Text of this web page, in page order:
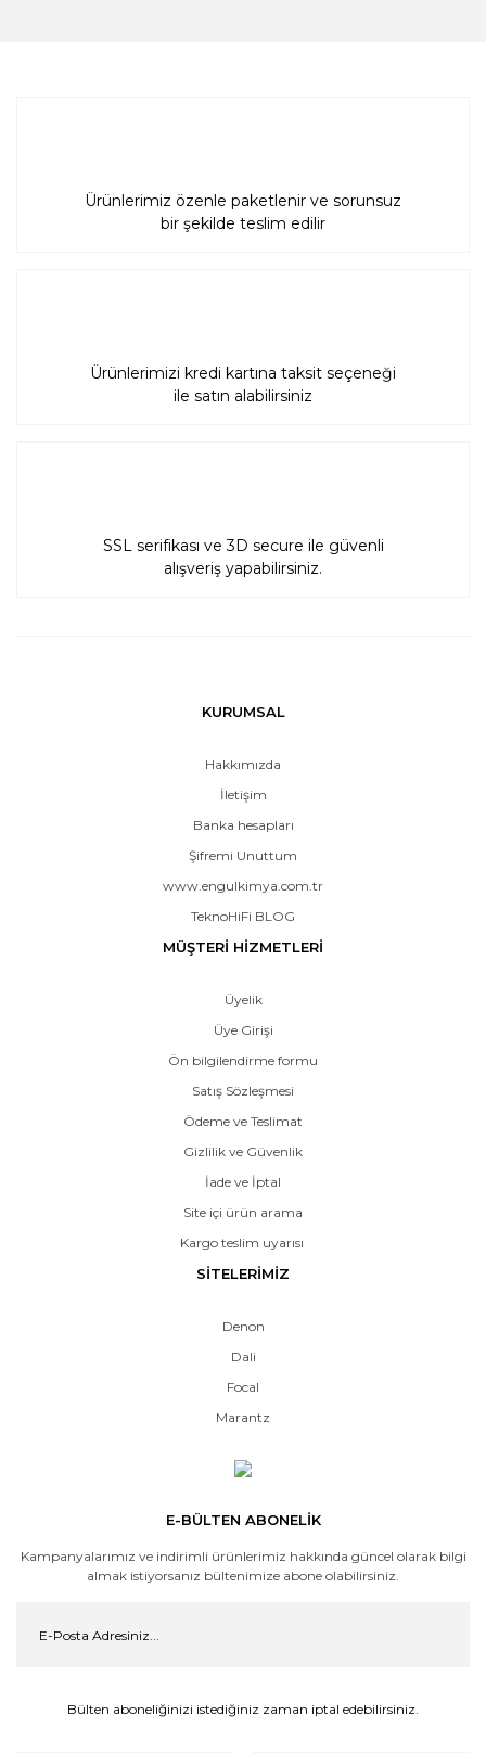
Ürünlerimiz özenle paketlenir ve sorunsuz
bir şekilde teslim edilir
Ürünlerimizi kredi kartına taksit seçeneği
ile satın alabilirsiniz
SSL serifikası ve 3D secure ile güvenli
alışveriş yapabilirsiniz.
KURUMSAL
Hakkımızda
İletişim
Banka hesapları
Şifremi Unuttum
www.engulkimya.com.tr
TeknoHiFi BLOG
MÜŞTERİ HİZMETLERİ
Üyelik
Üye Girişi
Ön bilgilendirme formu
Satış Sözleşmesi
Ödeme ve Teslimat
Gizlilik ve Güvenlik
İade ve İptal
Site içi ürün arama
Kargo teslim uyarısı
SİTELERİMİZ
Denon
Dali
Focal
Marantz
E-BÜLTEN ABONELİK
Kampanyalarımız ve indirimli ürünlerimiz hakkında güncel olarak bilgi
almak istiyorsanız bültenimize abone olabilirsiniz.
Bülten aboneliğinizi istediğiniz zaman iptal edebilirsiniz.